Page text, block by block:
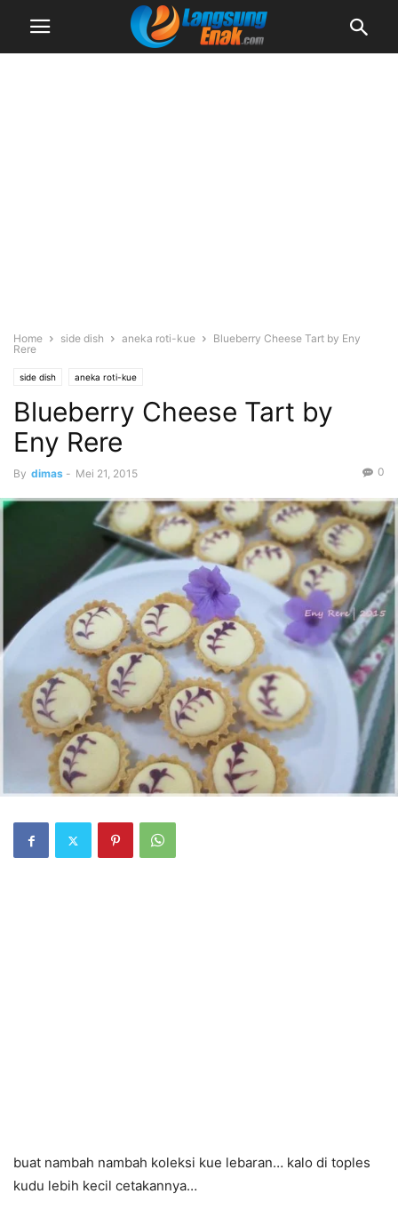
Home side dish aneka roti-kue
Blueberry Cheese Tart by Eny
Rere
side dish aneka roti-kue
Blueberry Cheese Tart by
Eny Rere
By dimas - Mei 21, 2015 0
buat nambah nambah koleksi kue lebaran… kalo di toples
kudu lebih kecil cetakannya…